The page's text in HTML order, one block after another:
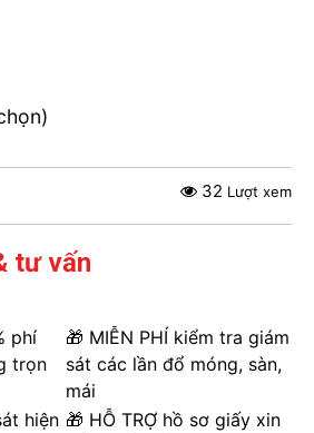
32 Lượt xem
tư vấn
phí
trọn
🎁 MIỄN PHÍ kiểm tra giám
sát các lần đổ móng, sàn,
mái
hiện 🎁 HỖ TRỢ hồ sơ giấy xin